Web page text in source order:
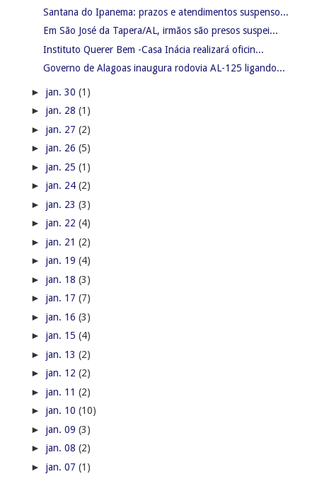
Santana do Ipanema: prazos e atendimentos suspenso...
Em São José da Tapera/AL, irmãos são presos suspei...
Instituto Querer Bem -Casa Inácia realizará oficin...
Governo de Alagoas inaugura rodovia AL-125 ligando...
► jan. 30 (1)
► jan. 28 (1)
► jan. 27 (2)
► jan. 26 (5)
► jan. 25 (1)
► jan. 24 (2)
► jan. 23 (3)
► jan. 22 (4)
► jan. 21 (2)
► jan. 19 (4)
► jan. 18 (3)
► jan. 17 (7)
► jan. 16 (3)
► jan. 15 (4)
► jan. 13 (2)
► jan. 12 (2)
► jan. 11 (2)
► jan. 10 (10)
► jan. 09 (3)
► jan. 08 (2)
► jan. 07 (1)